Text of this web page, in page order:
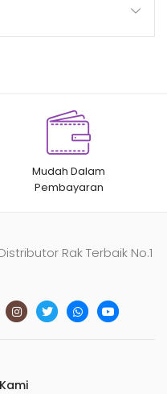
Mudah Dalam
Pembayaran
Rak Terbaik No.1